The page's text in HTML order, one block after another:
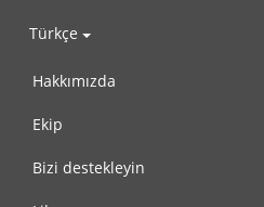
Türkçe
Hakkımızda
Ekip
Bizi destekleyin